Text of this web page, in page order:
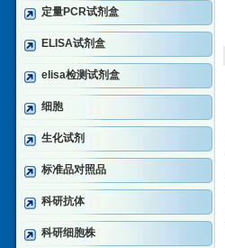
定量PCR试剂盒
ELISA试剂盒
elisa检测试剂盒
细胞
生化试剂
标准品对照品
科研抗体
科研细胞株